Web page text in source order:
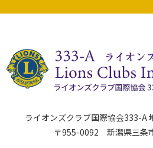
ライオンズクラブ国際協会333-A
〒955-0092 新潟県三条